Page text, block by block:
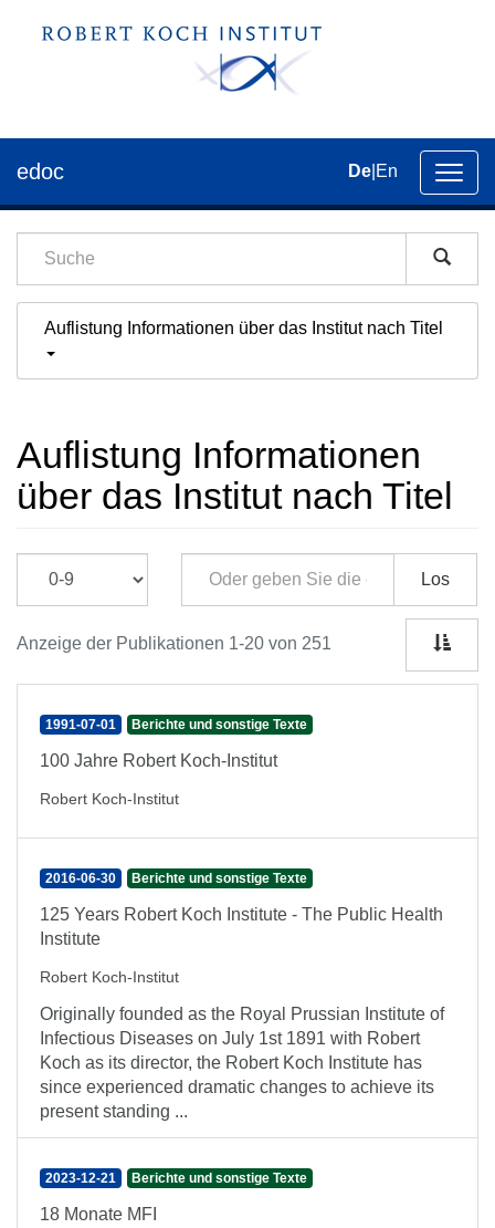
der
edoc De En
Auflistung Informationen über das Institut nach Titel
Auflistung Informationen
über das Institut nach Titel
Los
Anzeige der Publikationen 1-20 von 251
1991-07-01 Berichte und sonstige Texte
100 Jahre Robert Koch-Institut
Robert Koch-Institut
2016-06-30 Berichte und sonstige Texte
125 Years Robert Koch Institute - The Public Health
Institute
Robert Koch-Institut
Originally founded as the Royal Prussian Institute of
Infectious Diseases on July 1st 1891 with Robert
Koch as its director, the Robert Koch Institute has
since experienced dramatic changes to achieve its
present standing ...
2023-12-21 Berichte und sonstige Texte
18 Monate MFI